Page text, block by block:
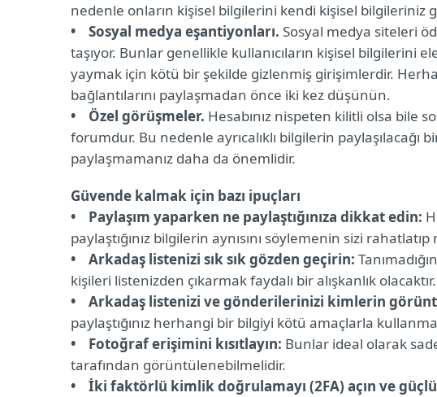
nedenle onların kişisel bilgilerini kendi kişisel bilgileriniz
• Sosyal medya eşantiyonları. Sosyal medya siteleri
taşıyor. Bunlar genellikle kullanıcıların kişisel bilgilerini
yaymak için kötü bir şekilde gizlenmiş girişimlerdir.
bağlantılarını paylaşmadan önce iki kez düşünün.
• Özel görüşmeler. Hesabınız nispeten kilitli olsa bile
forumdur. Bu nedenle ayrıcalıklı bilgilerin paylaşılacağı
paylaşmamanız daha da önemlidir.
Güvende kalmak için bazı ipuçları
• Paylaşım yaparken ne paylaştığınıza dikkat edin:
paylaştığınız bilgilerin aynısını söylemenin sizi
• Arkadaş listenizi sık sık gözden geçirin:
kişileri listenizden çıkarmak faydalı bir alışkanlık olacaktır.
• Arkadaş listenizi ve gönderilerinizi kimlerin
paylaştığınız herhangi bir bilgiyi kötü amaçlarla kullanma
• Fotoğraf erişimini kısıtlayın: Bunlar ideal olarak
tarafından görüntülenebilmelidir.
• İki faktörlü kimlik doğrulamayı (2FA) açın ve